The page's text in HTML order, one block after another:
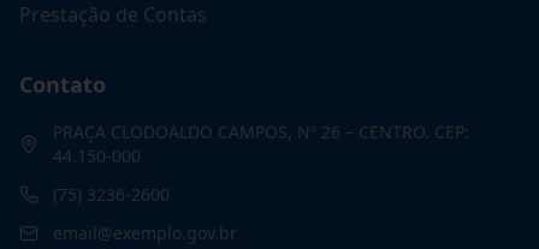
Prestação de Contas
Contato
PRAÇA CLODOALDO CAMPOS, Nº 26 – CENTRO. CEP:
44.150-000
(75) 3236-2600
email@exemplo.gov.br